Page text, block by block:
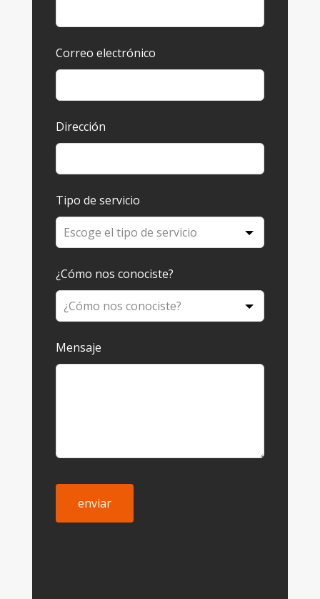
Correo electrónico
Dirección
Tipo de servicio
¿Cómo nos conociste?
Mensaje
enviar